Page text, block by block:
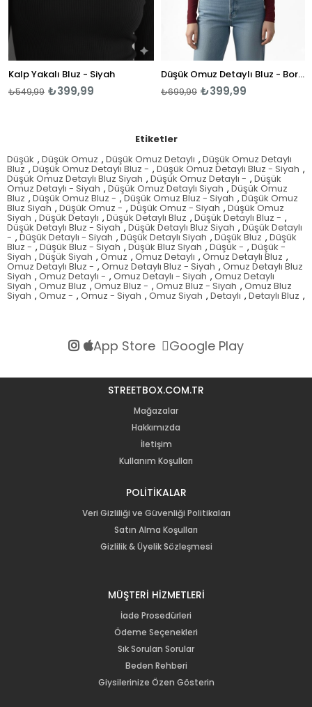
Kalp Yakalı Bluz - Siyah
₺399,99
₺549,99
Düşük Omuz Detaylı Bluz - Bordo
₺399,99
₺699,99
Etiketler
Düşük , Düşük Omuz , Düşük Omuz Detaylı , Düşük Omuz Detaylı
Bluz , Düşük Omuz Detaylı Bluz - , Düşük Omuz Detaylı Bluz - Siyah ,
Düşük Omuz Detaylı Bluz Siyah , Düşük Omuz Detaylı - , Düşük
Omuz Detaylı - Siyah , Düşük Omuz Detaylı Siyah , Düşük Omuz
Bluz , Düşük Omuz Bluz - ,Düşük Omuz Bluz - Siyah , Düşük Omuz
Bluz Siyah , Düşük Omuz - , Düşük Omuz - Siyah , Düşük Omuz
Siyah ,Düşük Detaylı , Düşük Detaylı Bluz , Düşük Detaylı Bluz - ,
Düşük Detaylı Bluz - Siyah , Düşük Detaylı Bluz Siyah , Düşük Detaylı
- , Düşük Detaylı - Siyah , Düşük Detaylı Siyah , Düşük Bluz , Düşük
Bluz - , Düşük Bluz - Siyah , Düşük Bluz Siyah , Düşük - , Düşük -
Siyah , Düşük Siyah , Omuz , Omuz Detaylı , Omuz Detaylı Bluz ,
Omuz Detaylı Bluz - , Omuz Detaylı Bluz - Siyah , Omuz Detaylı Bluz
Siyah , Omuz Detaylı - , Omuz Detaylı - Siyah , Omuz Detaylı
Siyah , Omuz Bluz ,Omuz Bluz - , Omuz Bluz - Siyah , Omuz Bluz
Siyah , Omuz - , Omuz - Siyah , Omuz Siyah , Detaylı , Detaylı Bluz ,
App Store Google Play
STREETBOX.COM.TR
Mağazalar
Hakkımızda
İletişim
Kullanım Koşulları
POLİTİKALAR
Veri Gizliliği ve Güvenliği Politikaları
Satın Alma Koşulları
Gizlilik & Üyelik Sözleşmesi
MÜŞTERİ HİZMETLERİ
İade Prosedürleri
Ödeme Seçenekleri
Sık Sorulan Sorular
Beden Rehberi
Giysilerinize Özen Gösterin